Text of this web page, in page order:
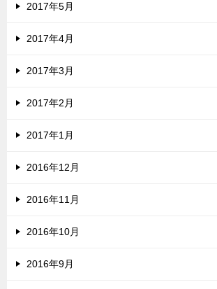
2017年5月
2017年4月
2017年3月
2017年2月
2017年1月
2016年12月
2016年11月
2016年10月
2016年9月